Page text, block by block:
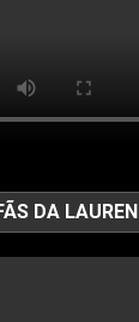
DA LAUREN